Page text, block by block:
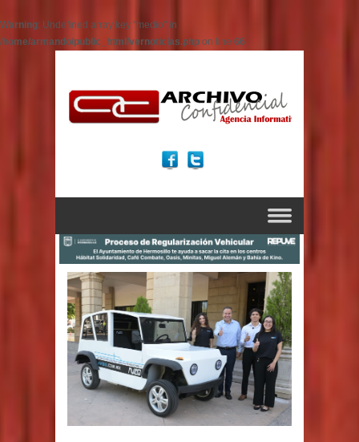
Warning: Undefined array key "medio" in
/home/armando/public_html/vernoticias.php on line 66